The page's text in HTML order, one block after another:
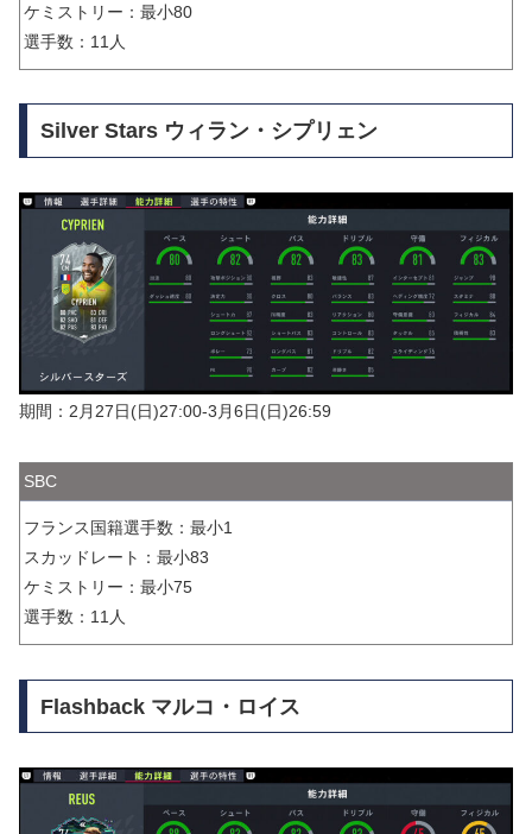
ケミストリー：最小80
選手数：11人
Silver Stars ウィラン・シプリェン
期間：2月27日(日)27:00-3月6日(日)26:59
SBC
フランス国籍選手数：最小1
スカッドレート：最小83
ケミストリー：最小75
選手数：11人
Flashback マルコ・ロイス